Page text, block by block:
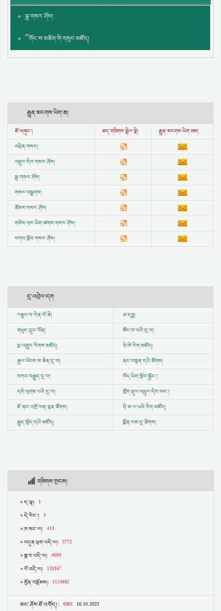
སྒྲ་གསར་ཤོས།
༸གོང་ས་མཆོག་གི་གསུང་མཛོད།
རྒྱུན་མངགས་ཡིག་ཆ།
ཐོ་གཞུང་། ཐད་གཟིགས་སྦྲེལ་སྣེ།
རྒྱུན་མངགས་ཡིག་ཟམ།
འཕྲིན་གསར།
འཕྲུལ་དེབ་གསར་ཤོས།
སྒྲ་གསར་ཤོས།
གསལ་བསྒྲགས།
ཚོམས་གསར་ཤོས།
གཅེས་ཉར་ཡིག་ཚགས་གསར་ཤོས།
བཀའ་སློབ་གསར་ཤོས།
དྲ་འབྲེལ་དག
ྋརྒྱལ་བ་རིན་པོ་ཆེ།
ཨ་དཪྴ།
གཡུང་དྲུང་བོན།
ཙོང་ཁ་པའི་དྲ་བ།
སྔ་འགྱུར་རིགས་མཛོད།
ཝི་ཁེ་རིག་མཛོད།
རྒྱལ་ཡོངས་ས་ཆེན་དྲ་བ།
ནང་བསྟན་དཔེ་ཚོགས།
བཀའ་བརྒྱུད་དྲ་བ།
བོད་ཡིག་སློབ་སྦྱོང་།
དགེ་ལུགས་པའི་དྲ་བ།
གློག་རྡུལ་འཕྲུལ་དེབ་ཁང་།
ཇོ་ནང་འགྲོ་ཕན་ལྷན་ཚོགས།
ཧི་མ་ལ་ཡའི་རིག་མཛོད།
རྒྱུད་སྟོད་དཔེ་མཛོད།
སྨོན་ལམ་དྲ་ཚིགས།